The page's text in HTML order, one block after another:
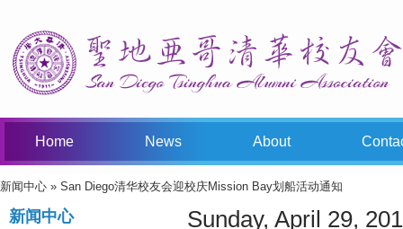
Home News About
You Are Here
新闻中心 » San Diego清华校友会迎校庆Mission Bay划船活动通知
新闻中心 Sunday, April 29,